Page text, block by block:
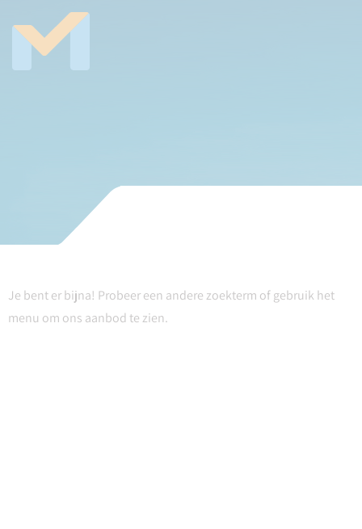
Je bent er bijna! Probeer een andere zoekterm of gebruik het
menu om ons aanbod te zien.